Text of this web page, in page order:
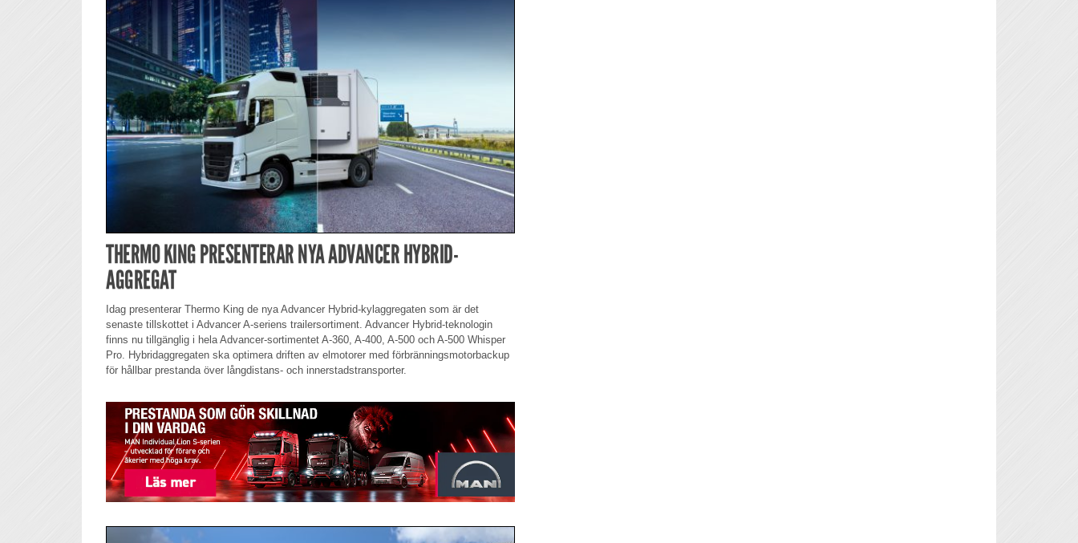
THERMO KING PRESENTERAR NYA ADVANCER HYBRID-
AGGREGAT
Idag presenterar Thermo King de nya Advancer Hybrid-kylaggregaten som är det
senaste tillskottet i Advancer A-seriens trailersortiment. Advancer Hybrid-teknologin
finns nu tillgänglig i hela Advancer-sortimentet A-360, A-400, A-500 och A-500 Whisper
Pro. Hybridaggregaten ska optimera driften av elmotorer med förbränningsmotorbackup
för hållbar prestanda över långdistans- och innerstadstransporter.